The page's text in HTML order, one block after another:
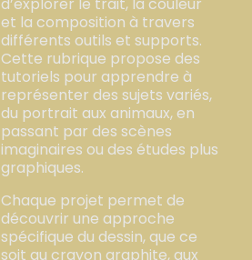
d’explorer le trait, la couleur
et la composition à travers
différents outils et supports.
Cette rubrique propose des
tutoriels pour apprendre à
représenter des sujets variés,
du portrait aux animaux, en
passant par des scènes
imaginaires ou des études plus
graphiques.
Chaque projet permet de
découvrir une approche
spécifique du dessin, que ce
soit au crayon graphite, aux